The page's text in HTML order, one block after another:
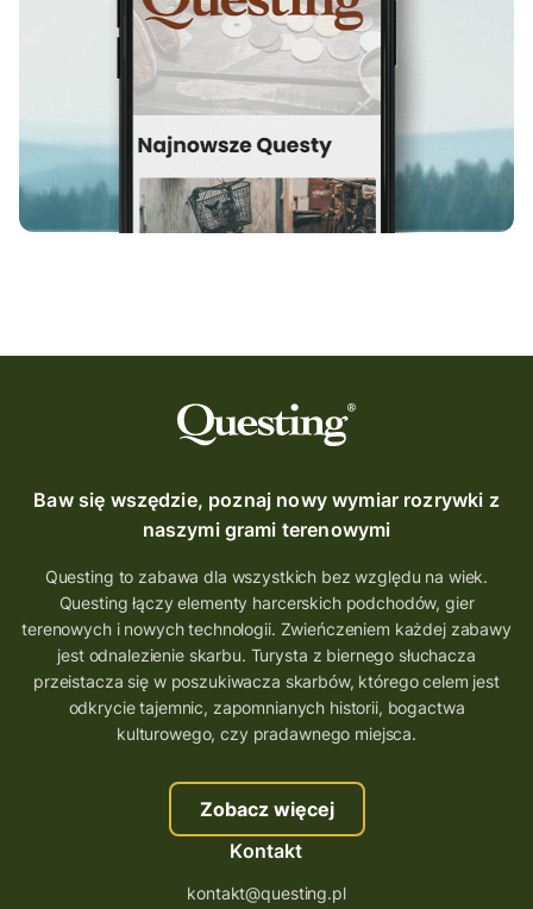
Baw się wszędzie, poznaj nowy wymiar rozrywki z
naszymi grami terenowymi
Questing to zabawa dla wszystkich bez względu na wiek.
Questing łączy elementy harcerskich podchodów, gier
terenowych i nowych technologii. Zwieńczeniem każdej zabawy
jest odnalezienie skarbu. Turysta z biernego słuchacza
przeistacza się w poszukiwacza skarbów, którego celem jest
odkrycie tajemnic, zapomnianych historii, bogactwa
kulturowego, czy pradawnego miejsca.
Zobacz więcej
Kontakt
kontakt@questing.pl